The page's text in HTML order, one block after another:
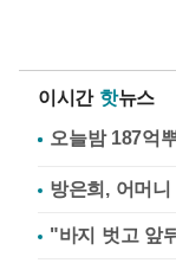
이시간 핫뉴스
방은희, 어머
"바지 벗고 앞